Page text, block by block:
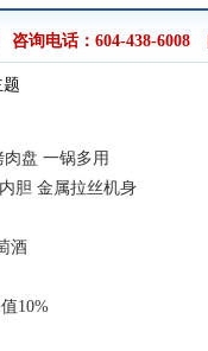
询电话：604-438-6008
题
盘 一锅多用
胆 金属拉丝机身
酒
10%